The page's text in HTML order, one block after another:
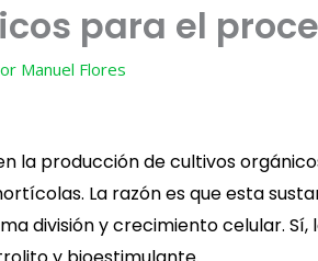
para el
Manuel Flores
la producción de cultivos
La razón es que esta
división y crecimiento celular. Sí,